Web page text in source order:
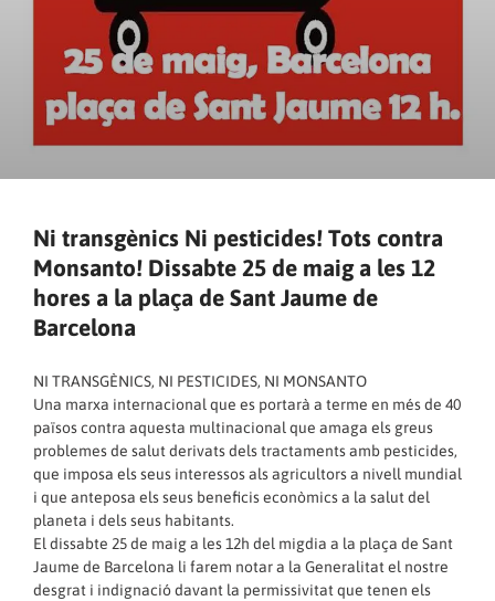
Ni transgènics Ni pesticides! Tots contra
Monsanto! Dissabte 25 de maig a les 12
hores a la plaça de Sant Jaume de
Barcelona
NI TRANSGÈNICS, NI PESTICIDES, NI MONSANTO
Una marxa internacional que es portarà a terme en més de 40
països contra aquesta multinacional que amaga els greus
problemes de salut derivats dels tractaments amb pesticides,
que imposa els seus interessos als agricultors a nivell mundial
i que anteposa els seus beneficis econòmics a la salut del
planeta i dels seus habitants.
El dissabte 25 de maig a les 12h del migdia a la plaça de Sant
Jaume de Barcelona li farem notar a la Generalitat el nostre
desgrat i indignació davant la permissivitat que tenen els